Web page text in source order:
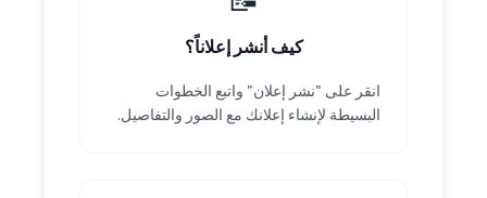
كيف أنشر إعلاناً؟
انقر على "نشر إعلان" واتبع الخطوات
البسيطة لإنشاء إعلانك مع الصور والتفاصيل.